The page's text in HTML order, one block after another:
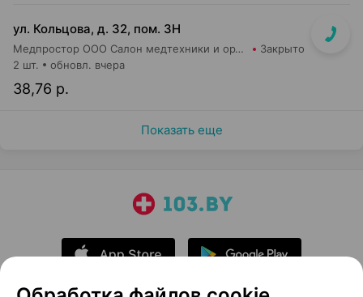
ул. Кольцова, д. 32, пом. 3Н
Медпростор ООО Салон медтехники и ортопедии №5 Закрыто
38,76 р.
2 шт. обновл. вчера
Показать еще